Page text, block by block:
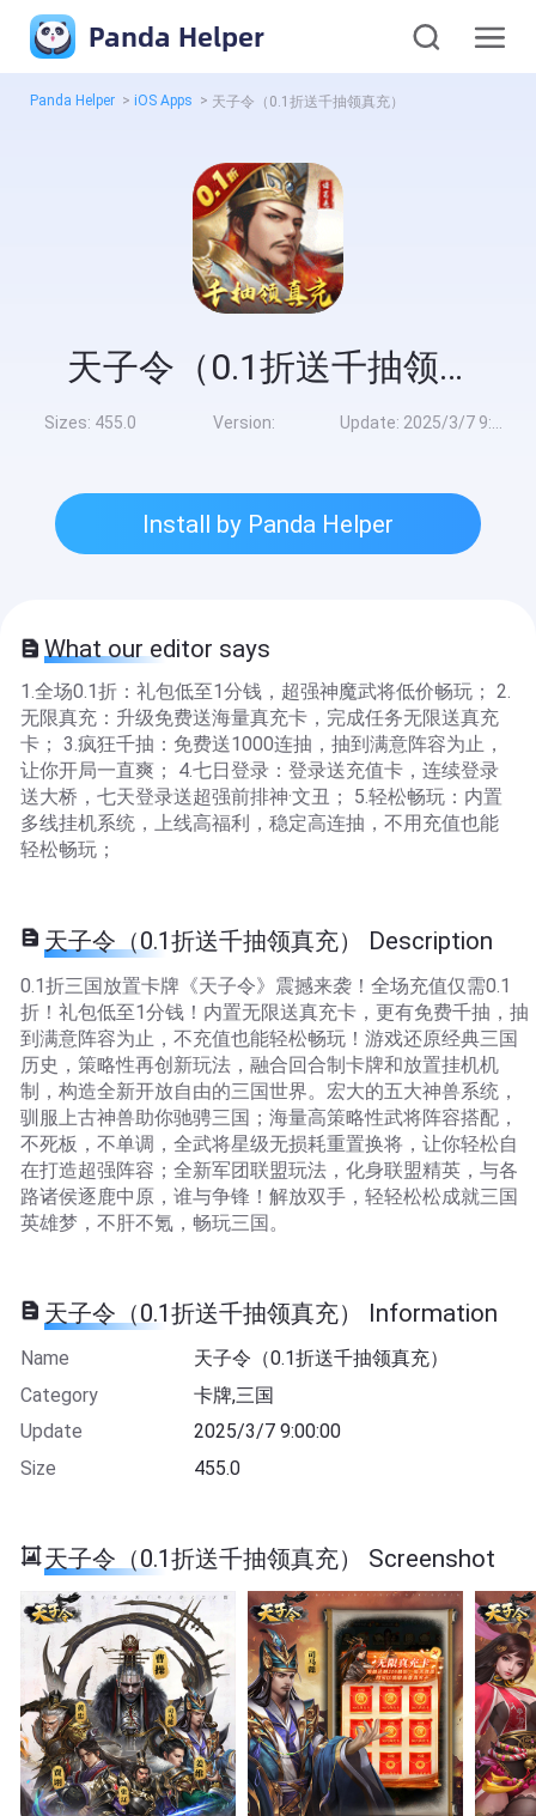
Panda Helper
Panda Helper > iOS Apps > 天子令（0.1折送千抽领真充）
天子令（0.1折送千抽领真充）
Sizes: 455.0 Version: Update: 2025/3/7 9:00:00
Install by Panda Helper
What our editor says
1.全场0.1折：礼包低至1分钱，超强神魔武将低价畅玩； 2.
无限真充：升级免费送海量真充卡，完成任务无限送真充
卡； 3.疯狂千抽：免费送1000连抽，抽到满意阵容为止，
让你开局一直爽； 4.七日登录：登录送充值卡，连续登录
送大桥，七天登录送超强前排神·文丑； 5.轻松畅玩：内置
多线挂机系统，上线高福利，稳定高连抽，不用充值也能
轻松畅玩；
天子令（0.1折送千抽领真充） Description
0.1折三国放置卡牌《天子令》震撼来袭！全场充值仅需0.1
折！礼包低至1分钱！内置无限送真充卡，更有免费千抽，抽
到满意阵容为止，不充值也能轻松畅玩！游戏还原经典三国
历史，策略性再创新玩法，融合回合制卡牌和放置挂机机
制，构造全新开放自由的三国世界。宏大的五大神兽系统，
驯服上古神兽助你驰骋三国；海量高策略性武将阵容搭配，
不死板，不单调，全武将星级无损耗重置换将，让你轻松自
在打造超强阵容；全新军团联盟玩法，化身联盟精英，与各
路诸侯逐鹿中原，谁与争锋！解放双手，轻轻松松成就三国
英雄梦，不肝不氪，畅玩三国。
天子令（0.1折送千抽领真充） Information
Name
天子令（0.1折送千抽领真充）
Category
卡牌,三国
Update
2025/3/7 9:00:00
Size
455.0
天子令（0.1折送千抽领真充） Screenshot